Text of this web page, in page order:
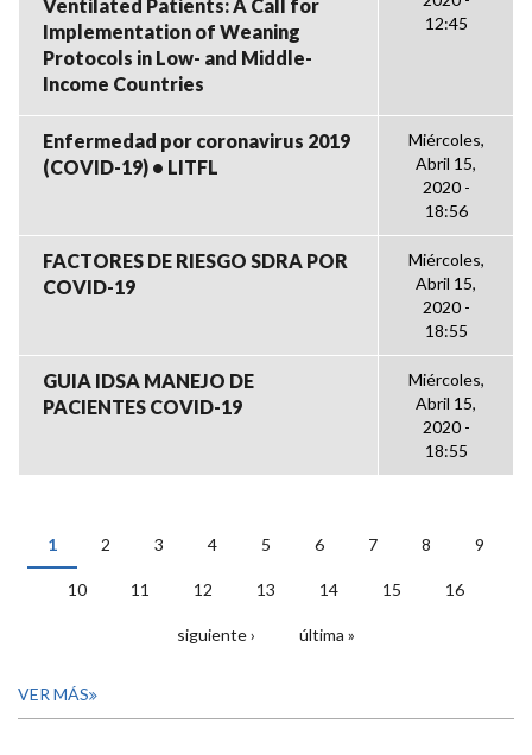
Ventilated Patients: A Call for
Implementation of Weaning
Protocols in Low- and Middle-
Income Countries
12:45
Enfermedad por coronavirus 2019
(COVID-19) • LITFL
Miércoles,
Abril 15,
2020 -
18:56
FACTORES DE RIESGO SDRA POR
COVID-19
Miércoles,
Abril 15,
2020 -
18:55
GUIA IDSA MANEJO DE
PACIENTES COVID-19
Miércoles,
Abril 15,
2020 -
18:55
PÁGINAS
1 2 3 4 5 6 7 8 9
10 11 12 13 14 15 16
siguiente › última »
VER MÁS